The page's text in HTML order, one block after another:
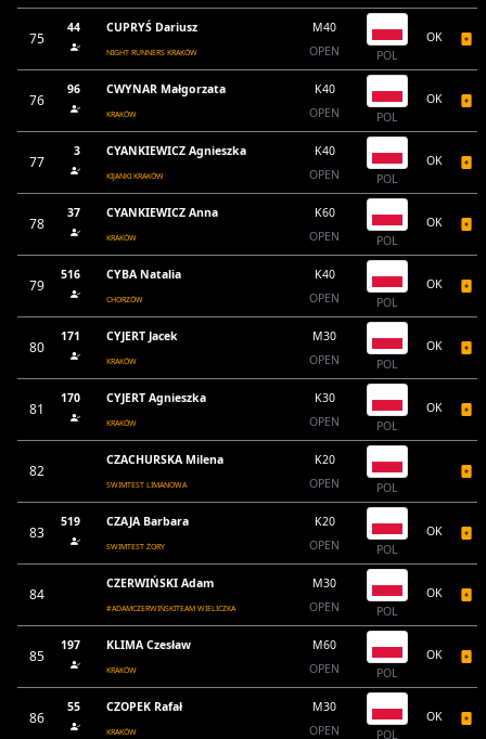
75
44 CUPRYŚ Dariusz
NIGHT RUNNERS KRAKÓW
M40
OPEN
POL
OK
76
96 CWYNAR Małgorzata
KRAKÓW
K40
OPEN
POL
OK
77
3 CYANKIEWICZ Agnieszka
KIJANKI KRAKÓW
K40
OPEN
POL
OK
78
37 CYANKIEWICZ Anna
KRAKÓW
K60
OPEN
POL
OK
79
516 CYBA Natalia
CHORZÓW
K40
OPEN
POL
OK
80
171 CYJERT Jacek
KRAKÓW
M30
OPEN
POL
OK
81
170 CYJERT Agnieszka
KRAKÓW
K30
OPEN
POL
OK
82
CZACHURSKA Milena
SWIMTEST LIMANOWA
K20
OPEN
POL
83
519 CZAJA Barbara
SWIMTEST ŻORY
K20
OPEN
POL
OK
84
CZERWIŃSKI Adam
#ADAMCZERWIŃSKITEAM WIELICZKA
M30
OPEN
POL
OK
85
197 KLIMA Czesław
KRAKÓW
M60
OPEN
POL
OK
86
55 CZOPEK Rafał
KRAKÓW
M30
OPEN
POL
OK